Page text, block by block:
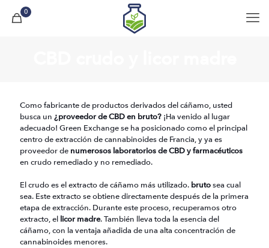
0
Como fabricante de productos derivados del cáñamo, usted
busca un ¿proveedor de CBD en bruto? ¡Ha venido al lugar
adecuado! Green Exchange se ha posicionado como el principal
centro de extracción de cannabinoides de Francia, y ya es
proveedor de numerosos laboratorios de CBD y farmacéuticos
en crudo remediado y no remediado.
El crudo es el extracto de cáñamo más utilizado. brutosea cual
sea. Este extracto se obtiene directamente después de la primera
etapa de extracción. Durante este proceso, recuperamos otro
extracto, el licor madre. También lleva toda la esencia del
cáñamo, con la ventaja añadida de una alta concentración de
cannabinoides menores.